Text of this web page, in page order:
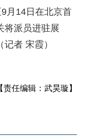
月14日在北京首
将派员进驻展
者 宋霞）
【责任编辑：武昊璇】